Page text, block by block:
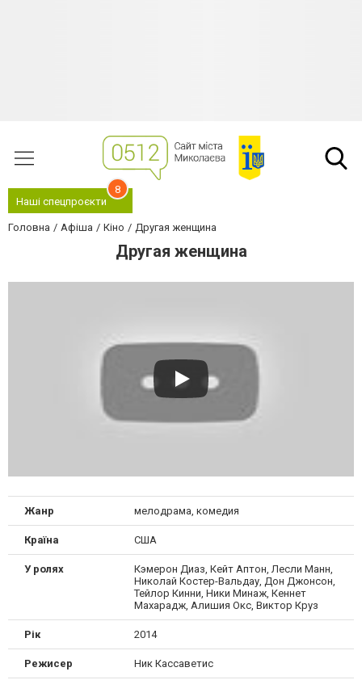
Наші спецпроєкти
8
Головна Афіша Кіно Другая женщина
Другая женщина
Жанр мелодрама, комедия
Країна США
У ролях
Кэмерон Диаз, Кейт Аптон, Лесли Манн,
Николай Костер-Вальдау, Дон Джонсон,
Тейлор Кинни, Ники Минаж, Кеннет
Махарадж, Алишия Окс, Виктор Круз
Рік 2014
Режисер Ник Кассаветис